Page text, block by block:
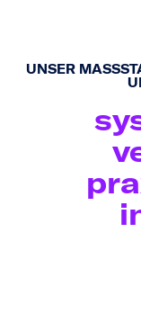
UNSER